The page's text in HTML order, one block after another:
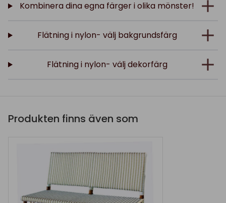
Kombinera dina egna färger i olika mönster!
Flätning i nylon- välj bakgrundsfärg
Flätning i nylon- välj dekorfärg
Produkten finns även som